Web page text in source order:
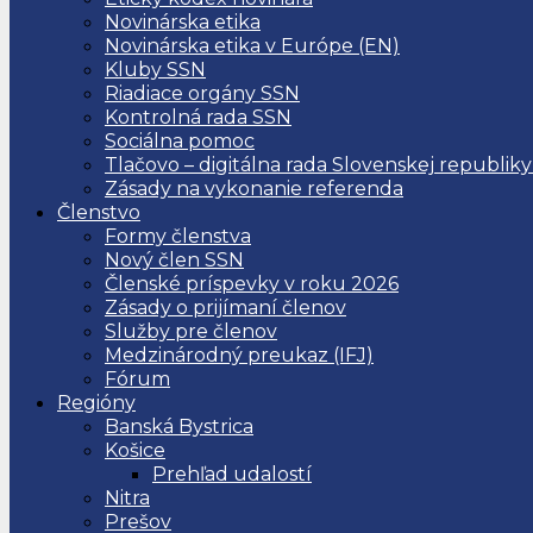
Novinárska etika
Novinárska etika v Európe (EN)
Kluby SSN
Riadiace orgány SSN
Kontrolná rada SSN
Sociálna pomoc
Tlačovo – digitálna rada Slovenskej republiky
Zásady na vykonanie referenda
Členstvo
Formy členstva
Nový člen SSN
Členské príspevky v roku 2026
Zásady o prijímaní členov
Služby pre členov
Medzinárodný preukaz (IFJ)
Fórum
Regióny
Banská Bystrica
Košice
Prehľad udalostí
Nitra
Prešov